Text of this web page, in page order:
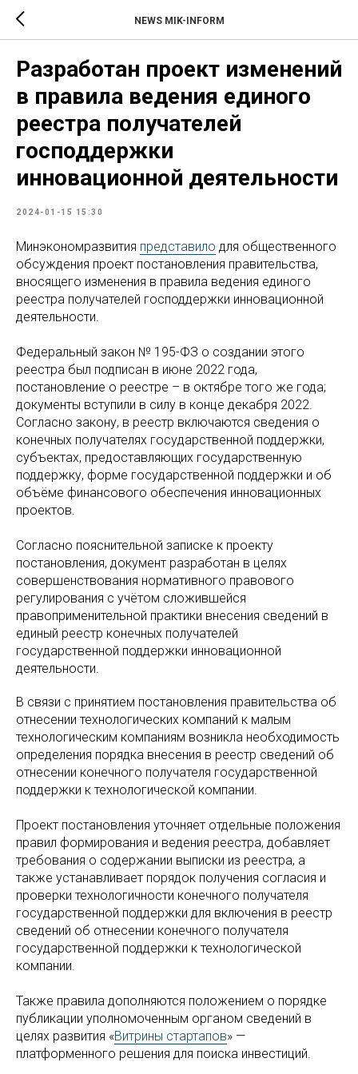
NEWS MIK-INFORM
Разработан проект изменений
в правила ведения единого
реестра получателей
господдержки
инновационной деятельности
2024-01-15 15:30
Минэкономразвития представило для общественного
обсуждения проект постановления правительства,
вносящего изменения в правила ведения единого
реестра получателей господдержки инновационной
деятельности.
Федеральный закон № 195-ФЗ о создании этого
реестра был подписан в июне 2022 года,
постановление о реестре – в октябре того же года;
документы вступили в силу в конце декабря 2022.
Согласно закону, в реестр включаются сведения о
конечных получателях государственной поддержки,
субъектах, предоставляющих государственную
поддержку, форме государственной поддержки и об
объёме финансового обеспечения инновационных
проектов.
Согласно пояснительной записке к проекту
постановления, документ разработан в целях
совершенствования нормативного правового
регулирования с учётом сложившейся
правоприменительной практики внесения сведений в
единый реестр конечных получателей
государственной поддержки инновационной
деятельности.
В связи с принятием постановления правительства об
отнесении технологических компаний к малым
технологическим компаниям возникла необходимость
определения порядка внесения в реестр сведений об
отнесении конечного получателя государственной
поддержки к технологической компании.
Проект постановления уточняет отдельные положения
правил формирования ‎и ведения реестра, добавляет
требования о содержании выписки из реестра, ‎а
также устанавливает порядок получения согласия и
проверки технологичности конечного получателя
государственной поддержки для включения в реестр
сведений об отнесении конечного получателя
государственной поддержки к технологической
компании.
Также правила дополняются положением о порядке
публикации уполномоченным органом сведений в
целях развития «Витрины стартапов» —
платформенного решения для поиска инвестиций.